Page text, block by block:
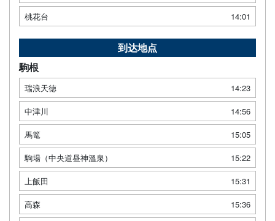
桃花台 14:01
到达地点
駒根
瑞浪天徳
14:23
中津川
14:56
馬篭
15:05
駒場（中央道昼神溫泉）
15:22
上飯田
15:31
高森
15:36